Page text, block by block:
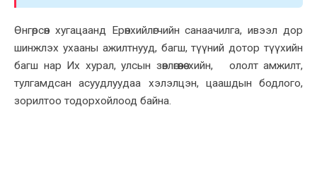
Өнгөрсөн хугацаанд Ерөнхийлөгчийн санаачилга, ивээл дор
шинжлэх ухааны ажилтнууд, багш, түүний дотор түүхийн
багш нар Их хурал, улсын зөвлөгөөнөө хийн, ололт амжилт,
тулгамдсан асуудлуудаа хэлэлцэн, цаашдын бодлого,
зорилтоо тодорхойлоод байна.